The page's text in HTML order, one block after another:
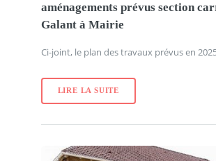
aménagements prévus section
Galant à Mairie
Ci-joint, le plan des travaux prévus en
LIRE LA SUITE